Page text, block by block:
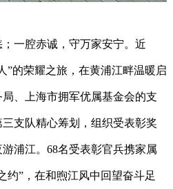
一腔赤诚，守万家安宁。近
”的荣耀之旅，在黄浦江畔温暖启
、上海市拥军优属基金会的支
支队精心筹划，组织受表彰奖
浦江。68名受表彰官兵携家属
约”，在和煦江风中回望奋斗足